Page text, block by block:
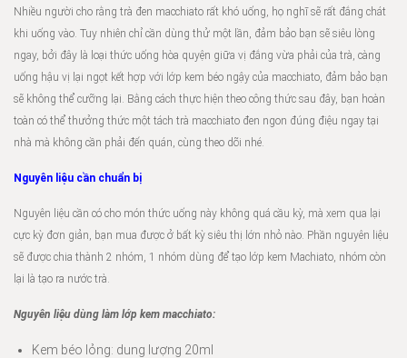
Nhiều người cho rằng trà đen macchiato rất khó uống, họ nghĩ sẽ rất đắng chát
khi uống vào. Tuy nhiên chỉ cần dùng thử một lần, đảm bảo bạn sẽ siêu lòng
ngay, bởi đây là loại thức uống hòa quyện giữa vị đắng vừa phải của trà, càng
uống hậu vị lại ngọt kết hợp với lớp kem béo ngậy của macchiato, đảm bảo bạn
sẽ không thể cưỡng lại. Bằng cách thực hiện theo công thức sau đây, bạn hoàn
toàn có thể thưởng thức một tách trà macchiato đen ngon đúng điệu ngay tại
nhà mà không cần phải đến quán, cùng theo dõi nhé.
Nguyên liệu cần chuẩn bị
Nguyên liệu cần có cho món thức uống này không quá cầu kỳ, mà xem qua lại
cực kỳ đơn giản, bạn mua được ở bất kỳ siêu thị lớn nhỏ nào. Phần nguyên liệu
sẽ được chia thành 2 nhóm, 1 nhóm dùng để tạo lớp kem Machiato, nhóm còn
lại là tạo ra nước trà.
Nguyên liệu dùng làm lớp kem macchiato:
Kem béo lỏng: dung lượng 20ml